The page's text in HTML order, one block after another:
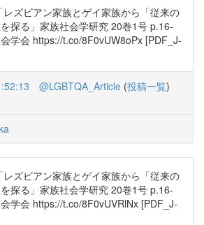
レズビアン家族とゲイ家族から「従来の
探る」家族社会学研究 20巻1号 p.16-
学会 https://t.co/8F0vUW8oPx [PDF_J-
@LGBTQA_Article (投稿一覧)
レズビアン家族とゲイ家族から「従来の
探る」家族社会学研究 20巻1号 p.16-
学会 https://t.co/8F0vUVRlNx [PDF_J-